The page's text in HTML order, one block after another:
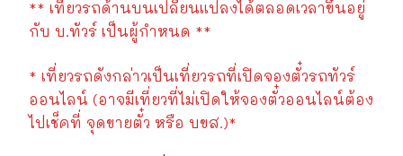
** เที่ยวรถด้านบนเปลี่ยนแปลงได้ตลอดเวลาขึ้นอยู่
กับ บ.ทัวร์ เป็นผู้กำหนด **
* เที่ยวรถดังกล่าวเป็นเที่ยวรถที่เปิดจองตั๋วรถทัวร์
ออนไลน์ (อาจมีเที่ยวที่ไม่เปิดให้จองตั๋วออนไลน์ต้อง
ไปเช็คที่ จุดขายตั๋ว หรือ บขส.)*